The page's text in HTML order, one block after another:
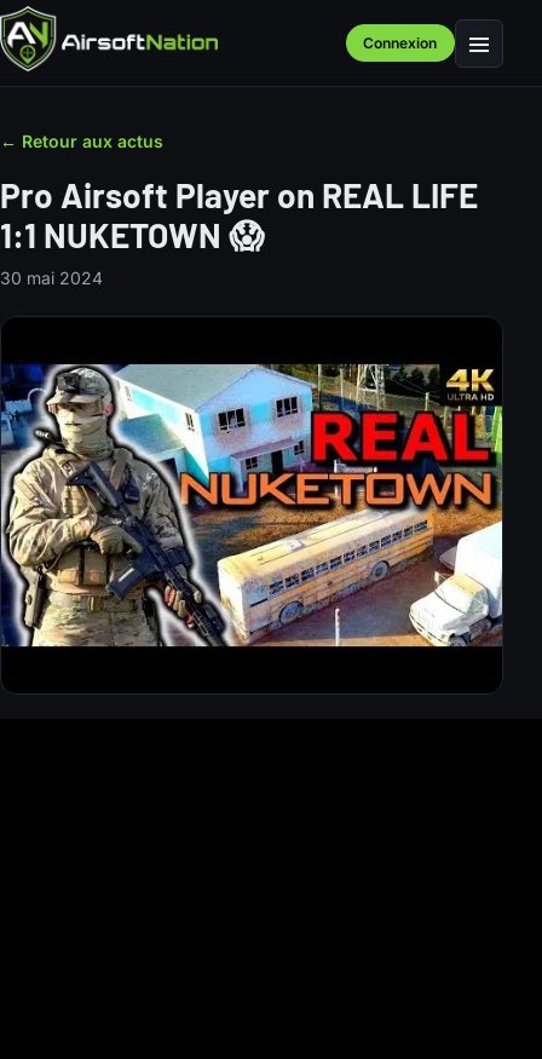
Connexion Menu
← Retour aux actus
Pro Airsoft Player on REAL LIFE
1:1 NUKETOWN 😱
30 mai 2024